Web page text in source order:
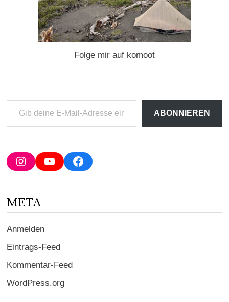
Folge mir auf komoot
deine
Adresse
ein ...
ABONNIEREN
InstagramYouTubeFacebook
META
Anmelden
Eintrags-Feed
Kommentar-Feed
WordPress.org